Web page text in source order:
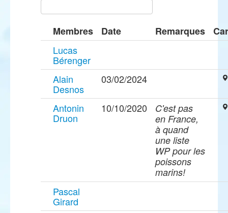
Membres Date Remarques
Lucas
Bérenger
Alain
Desnos
03/02/2024
Antonin
Druon
10/10/2020
C'est pas
en France,
à quand
une liste
WP pour les
poissons
marins!
Pascal
Girard